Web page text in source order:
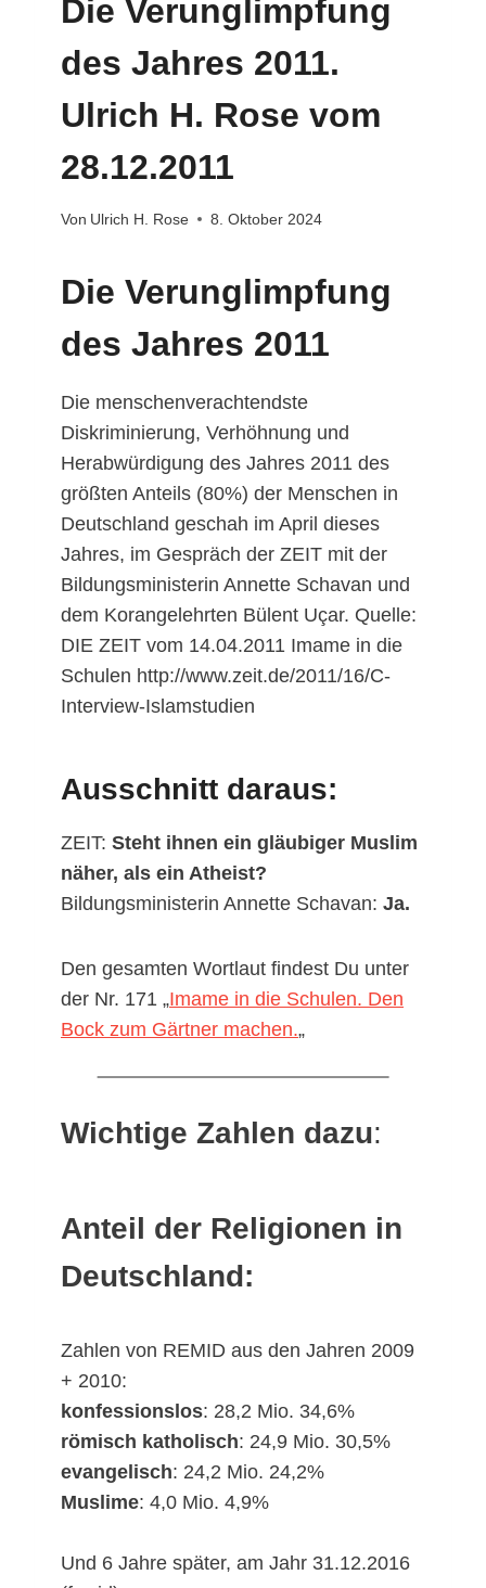
Die Verunglimpfung
des Jahres 2011.
Ulrich H. Rose vom
28.12.2011
Von Ulrich H. Rose 8. Oktober 2024
Die Verunglimpfung
des Jahres 2011
Die menschenverachtendste
Diskriminierung, Verhöhnung und
Herabwürdigung des Jahres 2011 des
größten Anteils (80%) der Menschen in
Deutschland geschah im April dieses
Jahres, im Gespräch der ZEIT mit der
Bildungsministerin Annette Schavan und
dem Korangelehrten Bülent Uçar. Quelle:
DIE ZEIT vom 14.04.2011 Imame in die
Schulen http://www.zeit.de/2011/16/C-
Interview-Islamstudien
Ausschnitt daraus:
ZEIT: Steht ihnen ein gläubiger Muslim
näher, als ein Atheist?
Bildungsministerin Annette Schavan: Ja.
Den gesamten Wortlaut findest Du unter
der Nr. 171 „Imame in die Schulen. Den
Bock zum Gärtner machen.„
Wichtige Zahlen dazu:
Anteil der Religionen in
Deutschland:
Zahlen von REMID aus den Jahren 2009
+ 2010:
konfessionslos: 28,2 Mio. 34,6%
römisch katholisch: 24,9 Mio. 30,5%
evangelisch: 24,2 Mio. 24,2%
Muslime: 4,0 Mio. 4,9%
Und 6 Jahre später, am Jahr 31.12.2016